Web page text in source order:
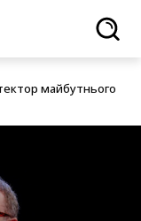
майбутнього розуму
майбутнього